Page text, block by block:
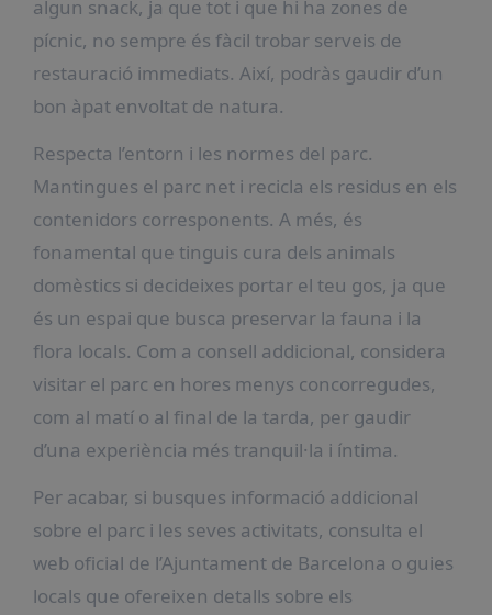
algun snack, ja que tot i que hi ha zones de
pícnic, no sempre és fàcil trobar serveis de
restauració immediats. Així, podràs gaudir d’un
bon àpat envoltat de natura.
Respecta l’entorn i les normes del parc.
Mantingues el parc net i recicla els residus en els
contenidors corresponents. A més, és
fonamental que tinguis cura dels animals
domèstics si decideixes portar el teu gos, ja que
és un espai que busca preservar la fauna i la
flora locals. Com a consell addicional, considera
visitar el parc en hores menys concorregudes,
com al matí o al final de la tarda, per gaudir
d’una experiència més tranquil·la i íntima.
Per acabar, si busques informació addicional
sobre el parc i les seves activitats, consulta el
web oficial de l’Ajuntament de Barcelona o guies
locals que ofereixen detalls sobre els